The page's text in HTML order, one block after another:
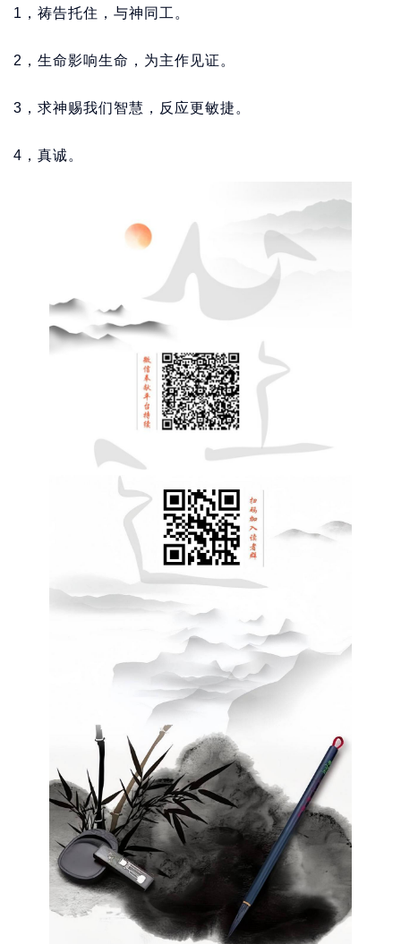
1，祷告托住，与神同工。
2，生命影响生命，为主作见证。
3，求神赐我们智慧，反应更敏捷。
4，真诚。